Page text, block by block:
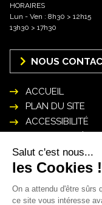
HORAIRES
Lun - Ven : 8h30 > 12h15
13h30 > 17h30
NOUS
ACCUEIL
PLAN DU SITE
ACCESSIBILITÉ
POLITIQUE DE
PERSONNELLES